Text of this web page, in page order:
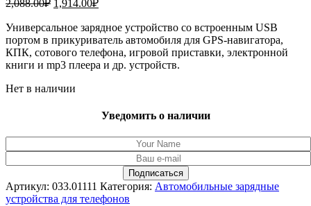
2,088.00₽
составляла
2,088.00₽.
1,914.00₽
1,914.00₽.
Универсальное зарядное устройство со встроенным USB
портом в прикуриватель автомобиля для GPS-навигатора,
КПК, сотового телефона, игровой приставки, электронной
книги и mp3 плеера и др. устройств.
Нет в наличии
Уведомить о наличии
Артикул: 033.01111 Категория: Автомобильные зарядные
устройства для телефонов